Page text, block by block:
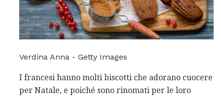
Verdina Anna - Getty Images
I francesi hanno molti biscotti che adorano cuocere
per Natale, e poiché sono rinomati per le loro